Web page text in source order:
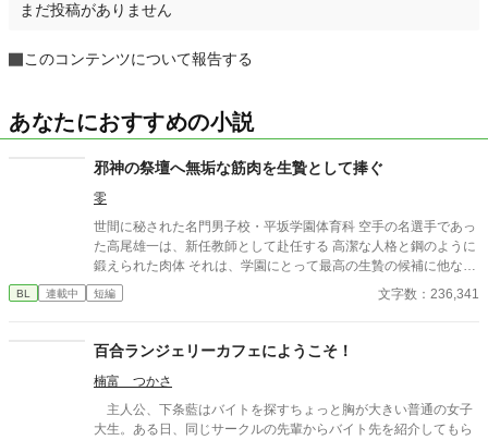
まだ投稿がありません
このコンテンツについて報告する
あなたにおすすめの小説
邪神の祭壇へ無垢な筋肉を生贄として捧ぐ
零
世間に秘された名門男子校・平坂学園体育科 空手の名選手であっ
た高尾雄一は、新任教師として赴任する 高潔な人格と鋼のように
鍛えられた肉体 それは、学園にとって最高の生贄の候補に他なら
なかった 至高の筋肉を持つ、精神を削られ意志をなくした青年を
太古の神に捧げるため、“水”、“風”、“土”の信奉者達が暗躍する 意
校で繰り広げられるダークファンタジー
BL 連載中 短編 文字数：236,341
百合ランジェリーカフェにようこそ！
楠富 つかさ
主人公、下条藍はバイトを探すちょっと胸が大きい普通の女子
大生。ある日、同じサークルの先輩からバイト先を紹介してもら